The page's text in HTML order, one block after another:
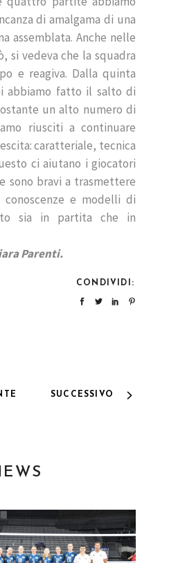
di amalgama di una
assemblata. Anche nelle
si vedeva che la squadra
e reagiva. Dalla quinta
abbiamo fatto il salto di
un alto numero di
riusciti a continuare
caratteriale, tecnica
ci aiutano i giocatori
sono bravi a trasmettere
e modelli di
sia in partita che in
Parenti.
CONDIVIDI:
SUCCESSIVO